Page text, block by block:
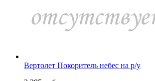
Вертолет Покоритель небес на р/у